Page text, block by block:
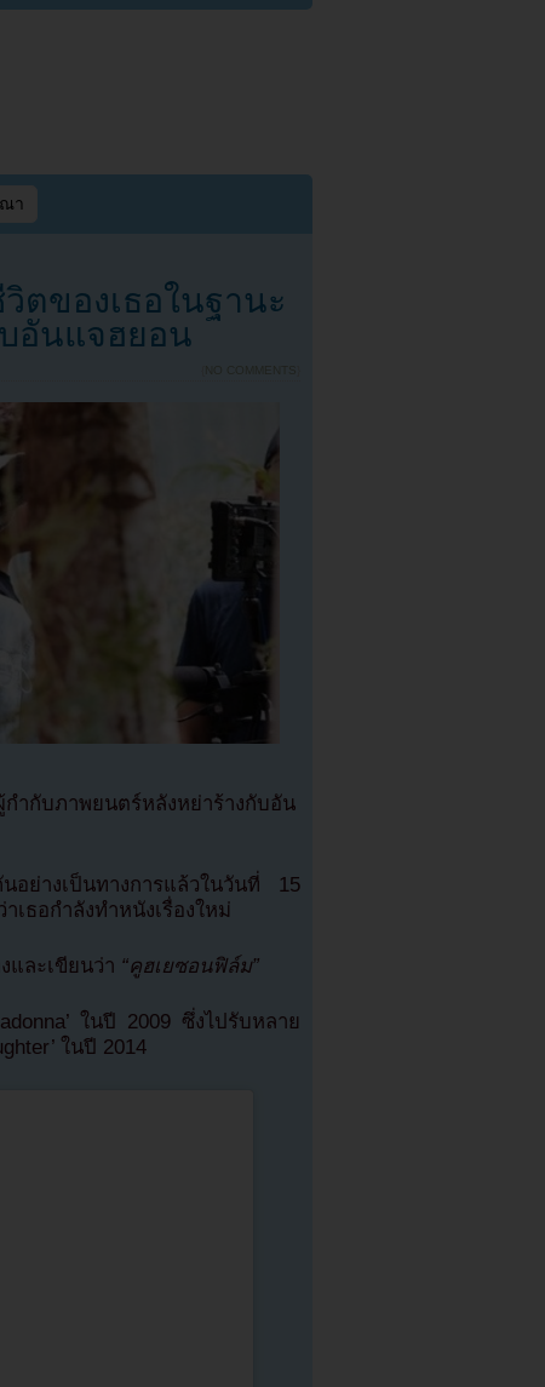
า
ตของเธอในฐานะ
อันแจฮยอน
NO COMMENTS
กำกับภาพยนตร์หลังหย่าร้างกับอัน
อย่างเป็นทางการแล้วในวันที่ 15
ธอกำลังทำหนังเรื่องใหม่
และเขียนว่า “คูฮเยซอนฟิล์ม”
ในปี 2009 ซึ่งไปรับหลาย
ในปี 2014